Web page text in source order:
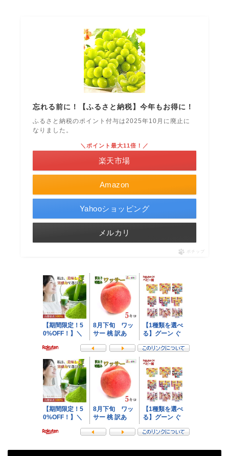
忘れる前に！【ふるさと納税】今年もお得に！
ふるさと納税のポイント付与は2025年10月に廃止に
なりました。
Amazon
＼ポイント最大11倍！／
楽天市場
Yahooショッピング
メルカリ
ポチップ